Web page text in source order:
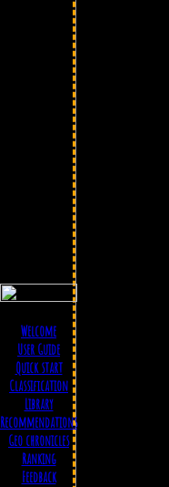
Welcome
User Guide
Quick start
Classification
Library
Recommendations
Geo chronicles
Ranking
Feedback